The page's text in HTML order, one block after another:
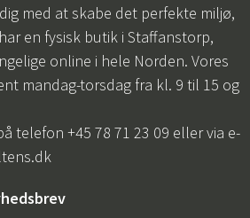
med at skabe det perfekte miljø,
en fysisk butik i Staffanstorp,
online i hele Norden. Vores
mandag-torsdag fra kl. 9 til 15 og
telefon +45 78 71 23 09 eller via e-